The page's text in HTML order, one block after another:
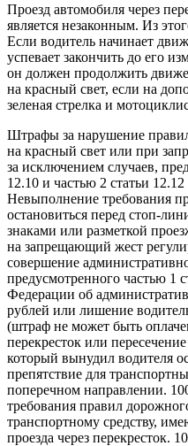
Проезд автомобиля через
является незаконным. Из
Если водитель начинает
успевает закончить до его
он должен продолжить
на красный свет, если на
зеленая стрелка и
Штрафы за нарушение правил
на красный свет или при
за исключением случаев,
12.10 и частью 2 статьи
Невыполнение требования
остановиться перед стоп-
знаками или разметкой
на запрещающий жест
совершение
предусмотренного частью 1
Федерации об
рублей или лишение
(штраф не может быть
перекресток или
который вынудил водителя
препятствие для
поперечном направлении.
требования правил
транспортному средству,
проезда через перекресток.